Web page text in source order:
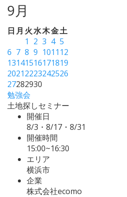
9月
日 月 火水木金土
1 2 3 4 5
6 7 8 9 1011 12
13141516171819
20212223242526
27282930
勉強会
土地探しセミナー
開催日
8/3・8/17・8/31
開催時間
15:00~16:30
エリア
横浜市
企業
株式会社ecomo